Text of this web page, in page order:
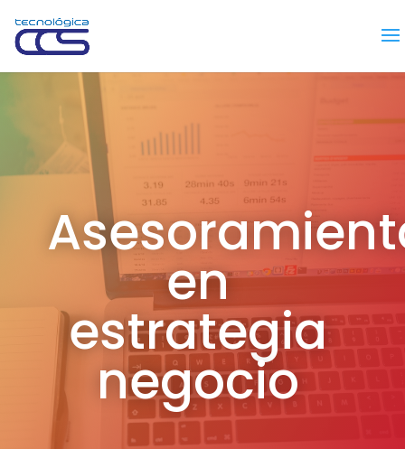
en
estrategia
negocio